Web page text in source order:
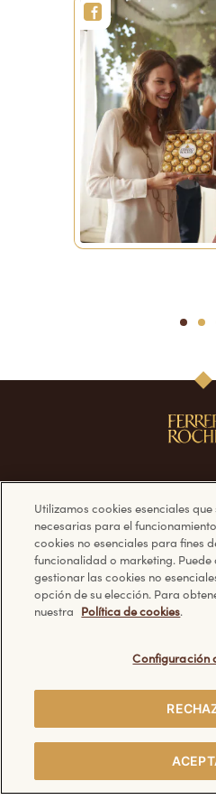
1 2
Nuestros productos
Ferrero Rocher
Preguntas frecuentes
Contáctanos
Utilizamos cookies esenciales
necesarias para el
cookies no esenciales para fines
funcionalidad o marketing.
gestionar las cookies no
opción de su elección. Para
nuestra Política de cookies.
Configuración